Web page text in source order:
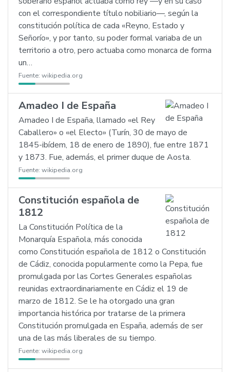
con el correspondiente título nobiliario—, según la
constitución política de cada «Reyno, Estado y
Señorío», y por tanto, su poder formal variaba de un
territorio a otro, pero actuaba como monarca de forma
un…
Fuente: wikipedia.org
Amadeo I de España
Amadeo I de España, llamado «el Rey
Caballero» o «el Electo» (Turín, 30 de mayo de
1845-ibídem, 18 de enero de 1890), fue entre 1871
y 1873. Fue, además, el primer duque de Aosta.
Fuente: wikipedia.org
Constitución española de
1812
La Constitución Política de la
Monarquía Española, más conocida
como Constitución española de 1812 o Constitución
de Cádiz, conocida popularmente como la Pepa, fue
promulgada por las Cortes Generales españolas
reunidas extraordinariamente en Cádiz el 19 de
marzo de 1812. Se le ha otorgado una gran
importancia histórica por tratarse de la primera
Constitución promulgada en España, además de ser
una de las más liberales de su tiempo.
Fuente: wikipedia.org